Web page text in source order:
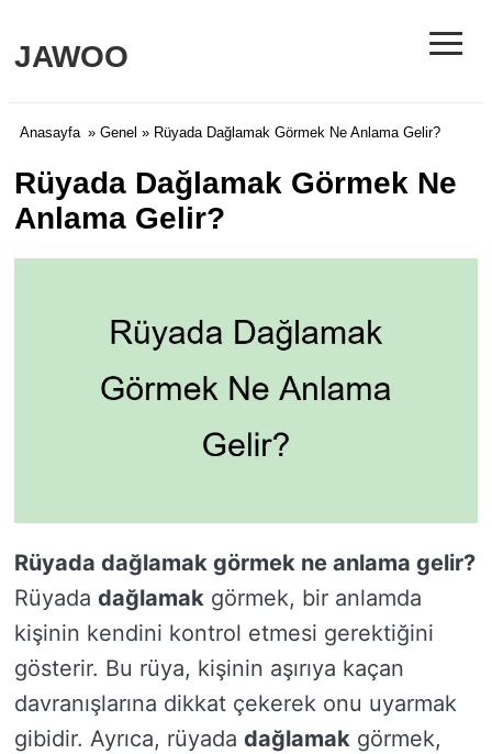
JAWOO ≡
Anasayfa » Genel » Rüyada Dağlamak Görmek Ne Anlama Gelir?
Rüyada Dağlamak Görmek Ne
Anlama Gelir?
Rüyada dağlamak görmek ne anlama gelir?
Rüyada dağlamak görmek, bir anlamda
kişinin kendini kontrol etmesi gerektiğini
gösterir. Bu rüya, kişinin aşırıya kaçan
davranışlarına dikkat çekerek onu uyarmak
gibidir. Ayrıca, rüyada dağlamak görmek,